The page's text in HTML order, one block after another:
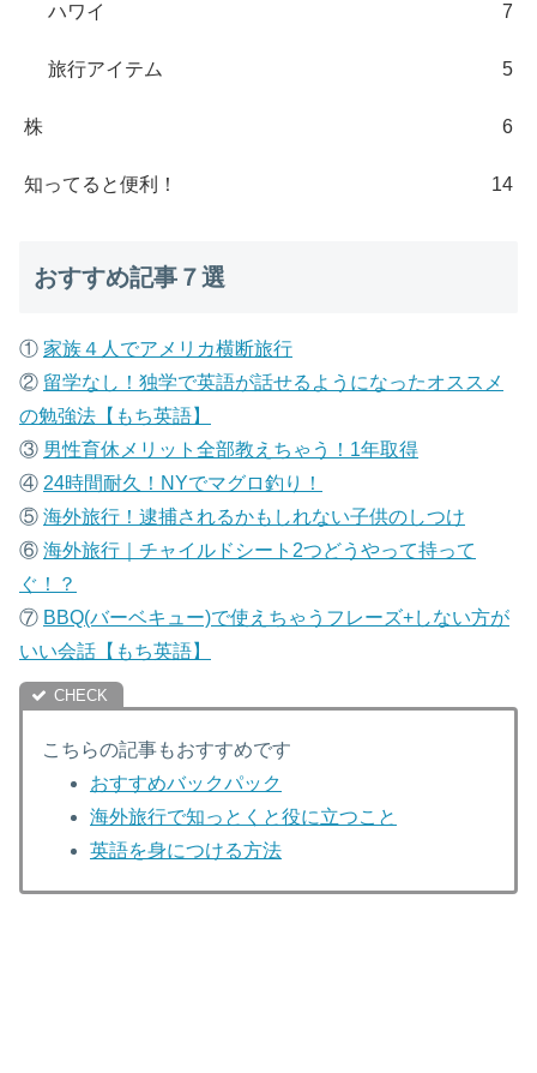
ハワイ 7
旅行アイテム 5
株 6
知ってると便利！ 14
おすすめ記事７選
① 家族４人でアメリカ横断旅行
② 留学なし！独学で英語が話せるようになったオススメ
の勉強法【もち英語】
③ 男性育休メリット全部教えちゃう！1年取得
④ 24時間耐久！NYでマグロ釣り！
⑤ 海外旅行！逮捕されるかもしれない子供のしつけ
⑥ 海外旅行｜チャイルドシート2つどうやって持って
ぐ！？
⑦ BBQ(バーベキュー)で使えちゃうフレーズ+しない方が
いい会話【もち英語】
こちらの記事もおすすめです
おすすめバックパック
海外旅行で知っとくと役に立つこと
英語を身につける方法